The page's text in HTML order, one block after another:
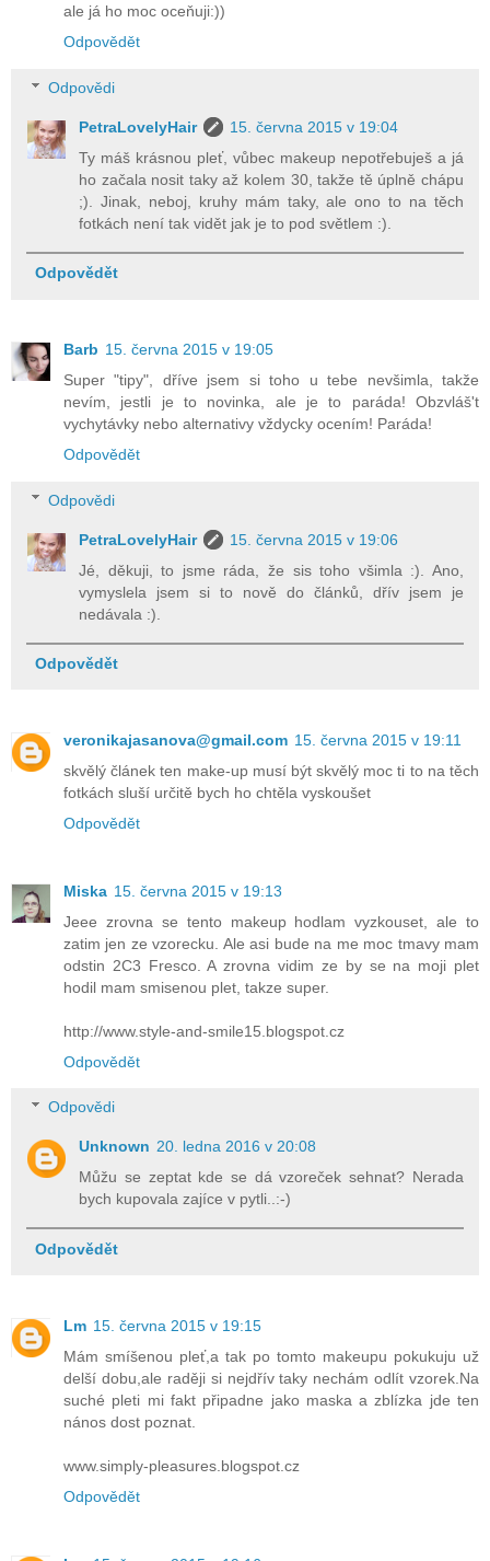
ale já ho moc oceňuji:))
Odpovědět
Odpovědi
PetraLovelyHair
15. června 2015 v 19:04
Ty máš krásnou pleť, vůbec makeup nepotřebuješ a já
ho začala nosit taky až kolem 30, takže tě úplně chápu
;). Jinak, neboj, kruhy mám taky, ale ono to na těch
fotkách není tak vidět jak je to pod světlem :).
Odpovědět
Barb 15. června 2015 v 19:05
Super "tipy", dříve jsem si toho u tebe nevšimla, takže
nevím, jestli je to novinka, ale je to paráda! Obzvláš't
vychytávky nebo alternativy vždycky ocením! Paráda!
Odpovědět
Odpovědi
PetraLovelyHair
15. června 2015 v 19:06
Jé, děkuji, to jsme ráda, že sis toho všimla :). Ano,
vymyslela jsem si to nově do článků, dřív jsem je
nedávala :).
Odpovědět
veronikajasanova@gmail.com 15. června 2015 v 19:11
skvělý článek ten make-up musí být skvělý moc ti to na těch
fotkách sluší určitě bych ho chtěla vyskoušet
Odpovědět
Miska 15. června 2015 v 19:13
Jeee zrovna se tento makeup hodlam vyzkouset, ale to
zatim jen ze vzorecku. Ale asi bude na me moc tmavy mam
odstin 2C3 Fresco. A zrovna vidim ze by se na moji plet
hodil mam smisenou plet, takze super.
http://www.style-and-smile15.blogspot.cz
Odpovědět
Odpovědi
Unknown 20. ledna 2016 v 20:08
Můžu se zeptat kde se dá vzoreček sehnat? Nerada
bych kupovala zajíce v pytli..:-)
Odpovědět
Lm 15. června 2015 v 19:15
Mám smíšenou pleť,a tak po tomto makeupu pokukuju už
delší dobu,ale raději si nejdřív taky nechám odlít vzorek.Na
suché pleti mi fakt připadne jako maska a zblízka jde ten
nános dost poznat.
www.simply-pleasures.blogspot.cz
Odpovědět